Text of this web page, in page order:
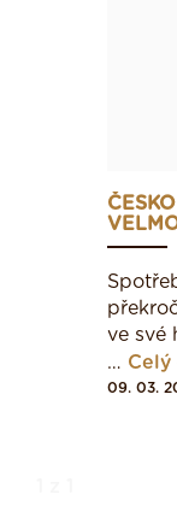
ve své
… Celý
09. 03.